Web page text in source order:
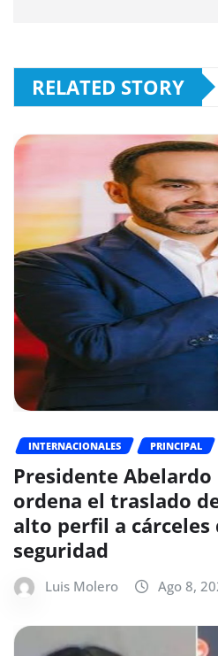
RELATED STORY
INTERNACIONALES PRINCIPAL
Presidente
ordena el traslado
alto perfil a cárceles
seguridad
Luis Molero Ago 8,